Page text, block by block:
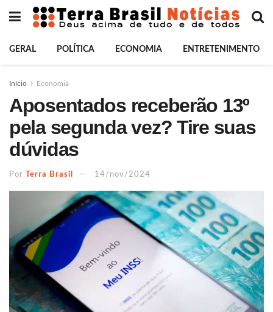
GERAL POLÍTICA ECONOMIA ENTRETENIMENTO
Início Economia
Aposentados receberão 13º
pela segunda vez? Tire suas
dúvidas
Por Terra Brasil 14/nov/2024